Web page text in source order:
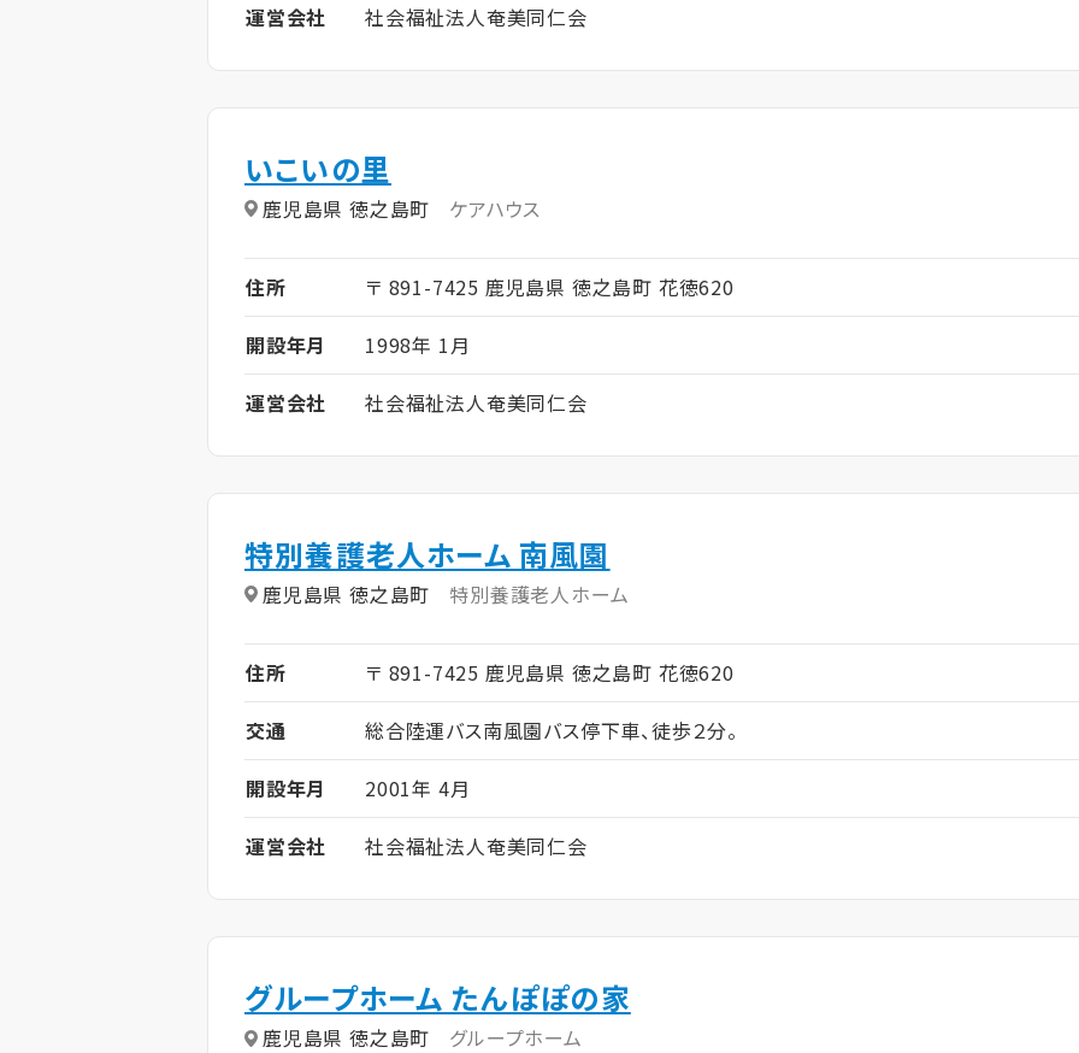
運営会社
社会福祉法人奄美同仁会
いこいの里
鹿児島県 徳之島町 ケアハウス
住所
〒 891-7425 鹿児島県 徳之島町 花徳620
開設年月
1998年 1月
運営会社
社会福祉法人奄美同仁会
特別養護老人ホーム 南風園
鹿児島県 徳之島町 特別養護老人ホーム
住所
〒 891-7425 鹿児島県 徳之島町 花徳620
交通
総合陸運バス南風園バス停下車、徒歩２分。
開設年月
2001年 4月
運営会社
社会福祉法人奄美同仁会
グループホーム たんぽぽの家
鹿児島県 徳之島町 グループホーム